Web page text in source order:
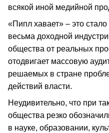
всякой иной медийной
«Пипл хавает» – это
весьма доходной
общества от реальных
отодвигает массовую
решаемых в стране
действий власти.
Неудивительно, что при
общества резко
в науке, образовании,